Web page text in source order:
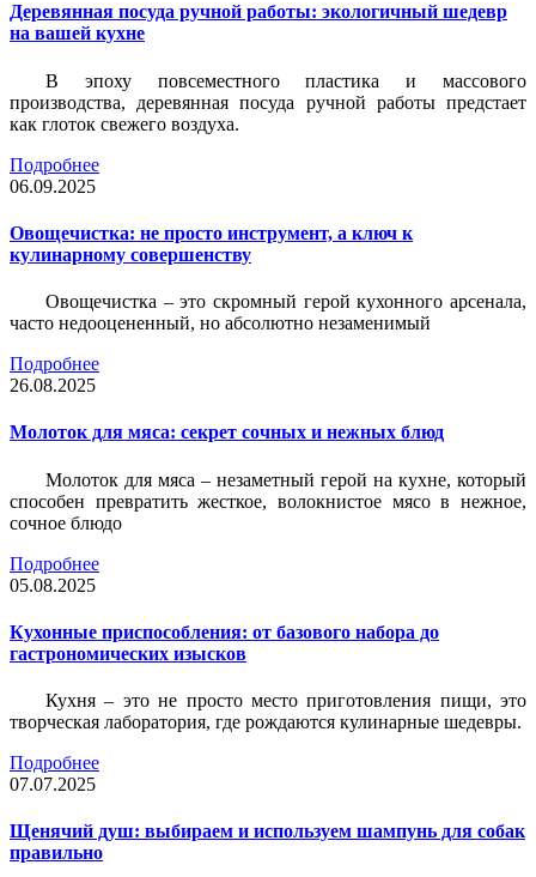
Деревянная посуда ручной работы: экологичный шедевр
на вашей кухне
В эпоху повсеместного пластика и массового
производства, деревянная посуда ручной работы предстает
как глоток свежего воздуха.
Подробнее
06.09.2025
Овощечистка: не просто инструмент, а ключ к
кулинарному совершенству
Овощечистка – это скромный герой кухонного арсенала,
часто недооцененный, но абсолютно незаменимый
Подробнее
26.08.2025
Молоток для мяса: секрет сочных и нежных блюд
Молоток для мяса – незаметный герой на кухне, который
способен превратить жесткое, волокнистое мясо в нежное,
сочное блюдо
Подробнее
05.08.2025
Кухонные приспособления: от базового набора до
гастрономических изысков
Кухня – это не просто место приготовления пищи, это
творческая лаборатория, где рождаются кулинарные шедевры.
Подробнее
07.07.2025
Щенячий душ: выбираем и используем шампунь для собак
правильно